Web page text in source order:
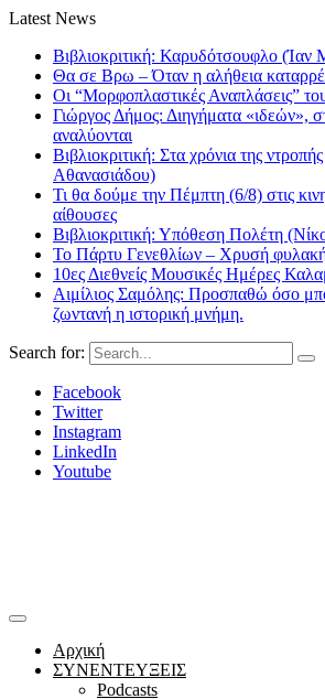
Latest News
Βιβλιοκριτική: Καρυδότσουφλο (Ίαν
Θα σε Βρω – Όταν η αλήθεια
Οι “Μορφοπλαστικές Αναπλάσεις”
Γιώργος Δήμος: Διηγήματα «ιδεών»,
αναλύονται
Βιβλιοκριτική: Στα χρόνια της
Αθανασιάδου)
Τι θα δούμε την Πέμπτη (6/8) στις
αίθουσες
Βιβλιοκριτική: Υπόθεση Πολέτη
Το Πάρτυ Γενεθλίων – Χρυσή
10ες Διεθνείς Μουσικές Ημέρες
Αιμίλιος Σαμόλης: Προσπαθώ όσο
ζωντανή η ιστορική μνήμη.
Search for:
Facebook
Twitter
Instagram
LinkedIn
Youtube
Αρχική
ΣΥΝΕΝΤΕΥΞΕΙΣ
Podcasts